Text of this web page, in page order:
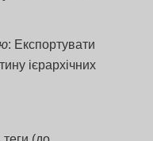
: Експортувати
ієрархічних